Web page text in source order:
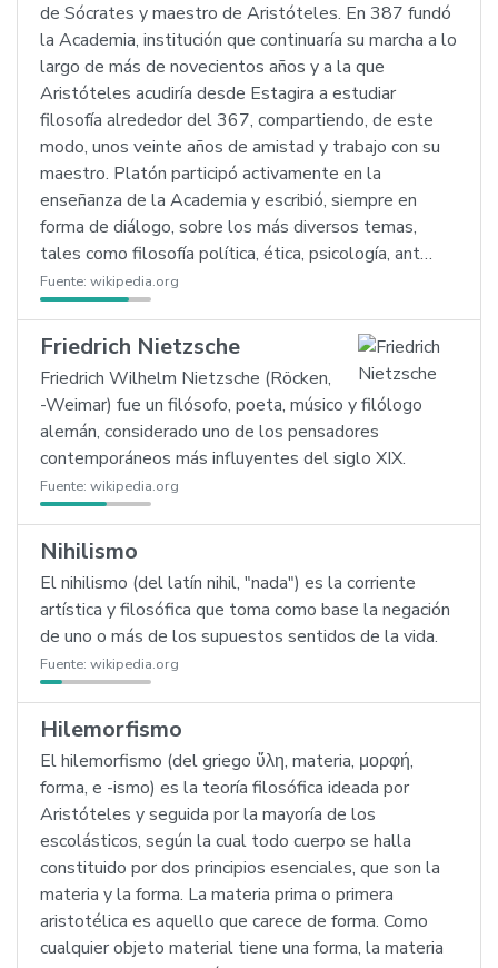
de Sócrates y maestro de Aristóteles. En 387 fundó
la Academia, institución que continuaría su marcha a lo
largo de más de novecientos años y a la que
Aristóteles acudiría desde Estagira a estudiar
filosofía alrededor del 367, compartiendo, de este
modo, unos veinte años de amistad y trabajo con su
maestro. Platón participó activamente en la
enseñanza de la Academia y escribió, siempre en
forma de diálogo, sobre los más diversos temas,
tales como filosofía política, ética, psicología, ant…
Fuente: wikipedia.org
Friedrich Nietzsche
Friedrich Wilhelm Nietzsche (Röcken,
-Weimar) fue un filósofo, poeta, músico y filólogo
alemán, considerado uno de los pensadores
contemporáneos más influyentes del siglo XIX.
Fuente: wikipedia.org
Nihilismo
El nihilismo (del latín nihil, "nada") es la corriente
artística y filosófica que toma como base la negación
de uno o más de los supuestos sentidos de la vida.
Fuente: wikipedia.org
Hilemorfismo
El hilemorfismo (del griego ὕλη, materia, μορφή,
forma, e -ismo) es la teoría filosófica ideada por
Aristóteles y seguida por la mayoría de los
escolásticos, según la cual todo cuerpo se halla
constituido por dos principios esenciales, que son la
materia y la forma. La materia prima o primera
aristotélica es aquello que carece de forma. Como
cualquier objeto material tiene una forma, la materia